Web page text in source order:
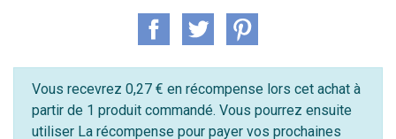
Vous recevrez 0,27 € en récompense lors cet achat à
partir de 1 produit commandé. Vous pourrez ensuite
utiliser La récompense pour payer vos prochaines